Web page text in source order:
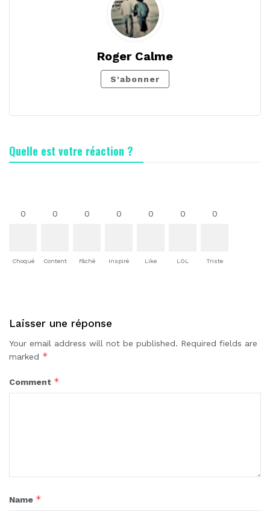
Roger Calme
S'abonner
Quelle est votre réaction ?
0
Choqué
0
Content
0
Fâché
0
Inspiré
0
Like
0
LOL
0
Triste
Laisser une réponse
Your email address will not be published. Required fields are
marked *
Comment *
Name *